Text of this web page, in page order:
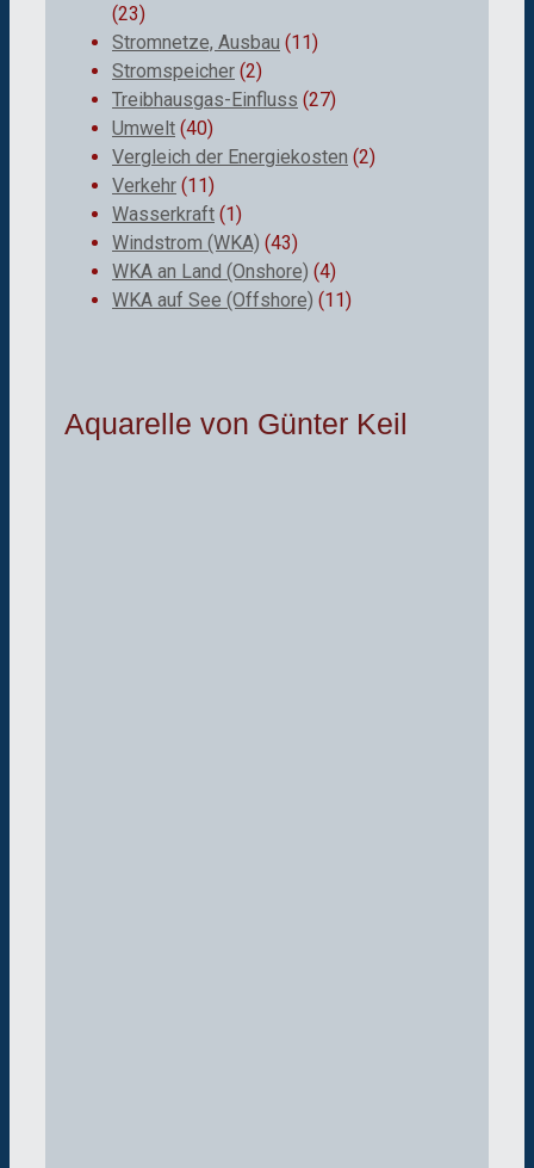
(23)
Stromnetze, Ausbau (11)
Stromspeicher (2)
Treibhausgas-Einfluss (27)
Umwelt (40)
Vergleich der Energiekosten (2)
Verkehr (11)
Wasserkraft (1)
Windstrom (WKA) (43)
WKA an Land (Onshore) (4)
WKA auf See (Offshore) (11)
Aquarelle von Günter Keil